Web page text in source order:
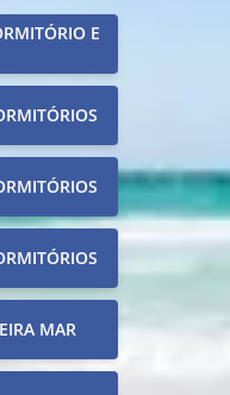
E
MAR